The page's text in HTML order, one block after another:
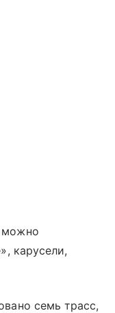
можно
карусели,
семь трасс,